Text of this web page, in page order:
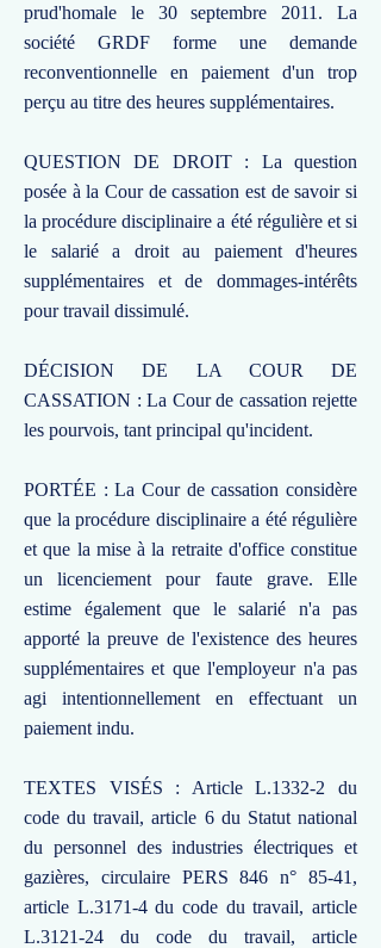
prud'homale le 30 septembre 2011. La
société GRDF forme une demande
reconventionnelle en paiement d'un trop
perçu au titre des heures supplémentaires.
QUESTION DE DROIT : La question
posée à la Cour de cassation est de savoir si
la procédure disciplinaire a été régulière et si
le salarié a droit au paiement d'heures
supplémentaires et de dommages-intérêts
pour travail dissimulé.
DÉCISION DE LA COUR DE
CASSATION : La Cour de cassation rejette
les pourvois, tant principal qu'incident.
PORTÉE : La Cour de cassation considère
que la procédure disciplinaire a été régulière
et que la mise à la retraite d'office constitue
un licenciement pour faute grave. Elle
estime également que le salarié n'a pas
apporté la preuve de l'existence des heures
supplémentaires et que l'employeur n'a pas
agi intentionnellement en effectuant un
paiement indu.
TEXTES VISÉS : Article L.1332-2 du
code du travail, article 6 du Statut national
du personnel des industries électriques et
gazières, circulaire PERS 846 n° 85-41,
article L.3171-4 du code du travail, article
L.3121-24 du code du travail, article